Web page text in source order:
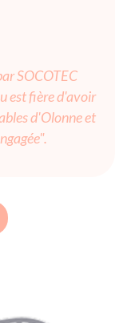
SOCOTEC
est fière d'avoir
d'Olonne et